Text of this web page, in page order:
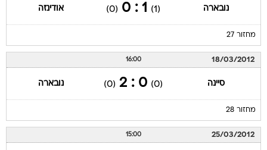
נובארה (1)
1 : 0
(0) אודינזה
מחזור 27
18/03/2012
16:00
סיינה (0)
0 : 2
(0) נובארה
מחזור 28
25/03/2012
15:00